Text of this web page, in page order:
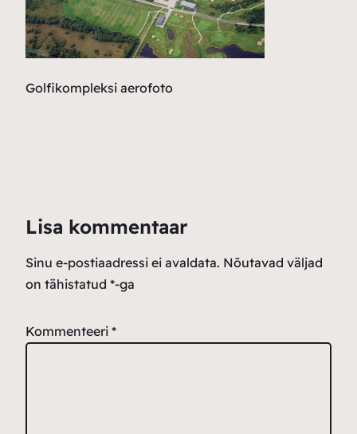
Golfikompleksi aerofoto
Lisa kommentaar
Sinu e-postiaadressi ei avaldata. Nõutavad väljad
on tähistatud *-ga
Kommenteeri *